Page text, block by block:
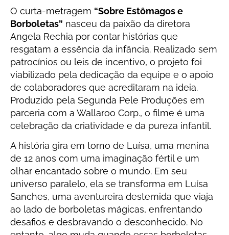
O curta-metragem “Sobre Estômagos e
Borboletas” nasceu da paixão da diretora
Angela Rechia por contar histórias que
resgatam a essência da infância. Realizado sem
patrocínios ou leis de incentivo, o projeto foi
viabilizado pela dedicação da equipe e o apoio
de colaboradores que acreditaram na ideia.
Produzido pela Segunda Pele Produções em
parceria com a Wallaroo Corp., o filme é uma
celebração da criatividade e da pureza infantil.
A história gira em torno de Luísa, uma menina
de 12 anos com uma imaginação fértil e um
olhar encantado sobre o mundo. Em seu
universo paralelo, ela se transforma em Luísa
Sanches, uma aventureira destemida que viaja
ao lado de borboletas mágicas, enfrentando
desafios e desbravando o desconhecido. No